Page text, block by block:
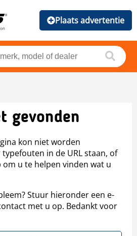
Plaats advertentie
gevonden
kon niet worden
in de URL staan, of
om u te helpen vinden wat u
Stuur hieronder een e-
met u op. Bedankt voor